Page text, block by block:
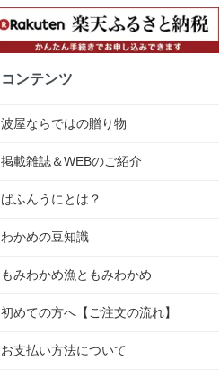
コンテンツ
波屋ならではの贈り物
掲載雑誌＆WEBのご紹介
ばふんうにとは？
わかめの豆知識
もみわかめ漁ともみわかめ
初めての方へ【ご注文の流れ】
お支払い方法について